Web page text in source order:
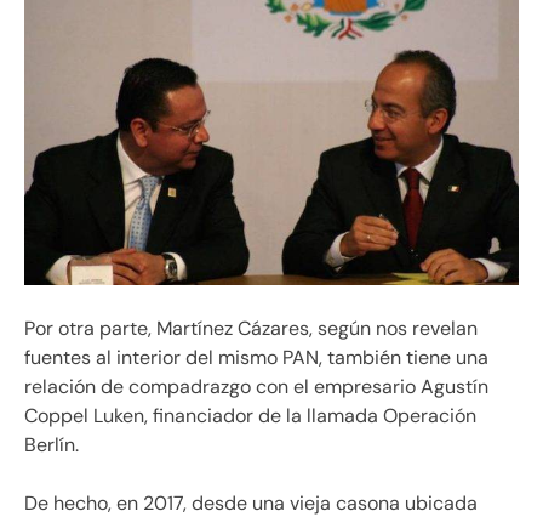
Por otra parte, Martínez Cázares, según nos revelan
fuentes al interior del mismo PAN, también tiene una
relación de compadrazgo con el empresario Agustín
Coppel Luken, financiador de la llamada Operación
Berlín.
De hecho, en 2017, desde una vieja casona ubicada